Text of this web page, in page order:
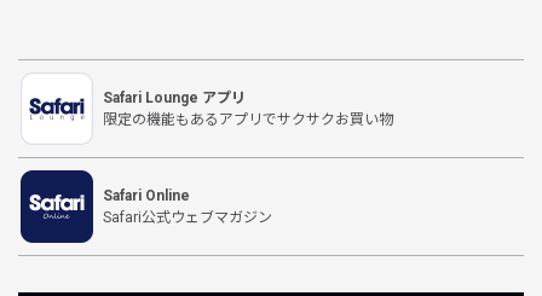
Safari Lounge アプリ
限定の機能もあるアプリでサクサクお買い物
Safari Online
Safari公式ウェブマガジン